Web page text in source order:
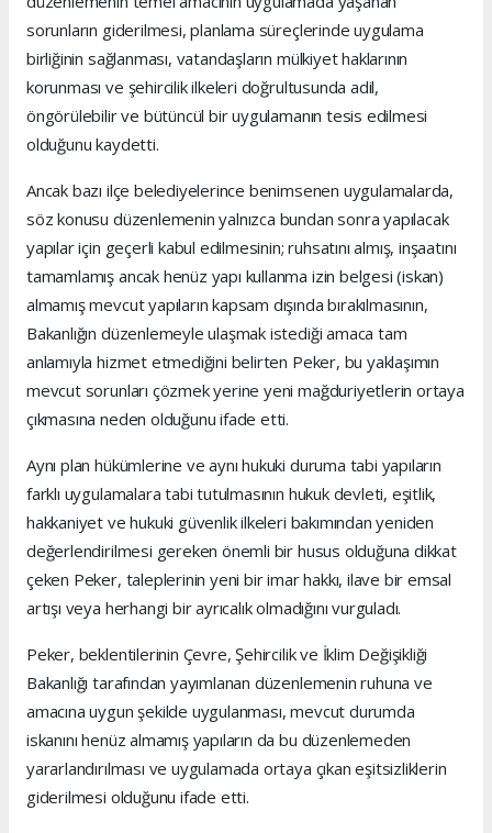
sorunların giderilmesi, planlama süreçlerinde uygulama
birliğinin sağlanması, vatandaşların mülkiyet haklarının
korunması ve şehircilik ilkeleri doğrultusunda adil,
öngörülebilir ve bütüncül bir uygulamanın tesis edilmesi
olduğunu kaydetti.
Ancak bazı ilçe belediyelerince benimsenen uygulamalarda,
söz konusu düzenlemenin yalnızca bundan sonra yapılacak
yapılar için geçerli kabul edilmesinin; ruhsatını almış, inşaatını
tamamlamış ancak henüz yapı kullanma izin belgesi (iskan)
almamış mevcut yapıların kapsam dışında bırakılmasının,
Bakanlığın düzenlemeyle ulaşmak istediği amaca tam
anlamıyla hizmet etmediğini belirten Peker, bu yaklaşımın
mevcut sorunları çözmek yerine yeni mağduriyetlerin ortaya
çıkmasına neden olduğunu ifade etti.
Aynı plan hükümlerine ve aynı hukuki duruma tabi yapıların
farklı uygulamalara tabi tutulmasının hukuk devleti, eşitlik,
hakkaniyet ve hukuki güvenlik ilkeleri bakımından yeniden
değerlendirilmesi gereken önemli bir husus olduğuna dikkat
çeken Peker, taleplerinin yeni bir imar hakkı, ilave bir emsal
artışı veya herhangi bir ayrıcalık olmadığını vurguladı.
Peker, beklentilerinin Çevre, Şehircilik ve İklim Değişikliği
Bakanlığı tarafından yayımlanan düzenlemenin ruhuna ve
amacına uygun şekilde uygulanması, mevcut durumda
iskanını henüz almamış yapıların da bu düzenlemeden
yararlandırılması ve uygulamada ortaya çıkan eşitsizliklerin
giderilmesi olduğunu ifade etti.